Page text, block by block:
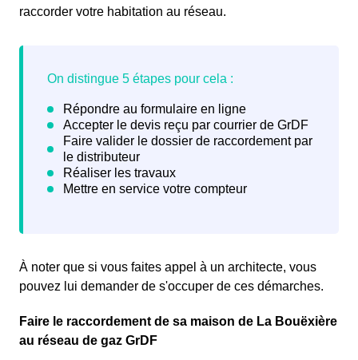
raccorder votre habitation au réseau.
À noter que si vous faites appel à un architecte, vous
pouvez lui demander de s'occuper de ces démarches.
Faire le raccordement de sa maison de La Bouëxière
au réseau de gaz GrDF